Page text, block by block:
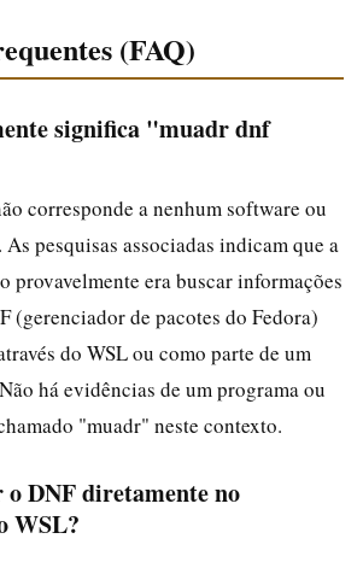
(FAQ)
significa "muadr dnf
corresponde a nenhum software ou
pesquisas associadas indicam que a
provavelmente era buscar informações
(gerenciador de pacotes do Fedora)
do WSL ou como parte de um
há evidências de um programa ou
"muadr" neste contexto.
o DNF diretamente no
WSL?